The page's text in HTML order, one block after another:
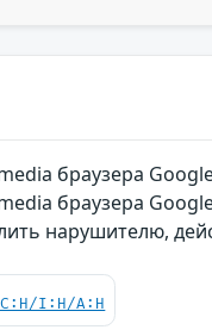
браузера
браузера
нарушителю,
I:H/A:H